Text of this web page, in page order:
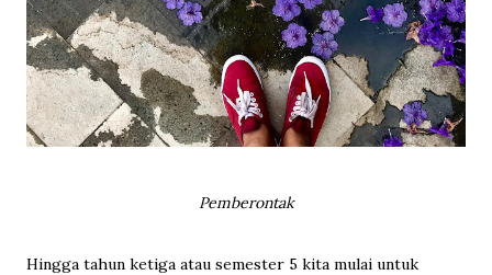
Pemberontak
Hingga tahun ketiga atau semester 5 kita mulai untuk